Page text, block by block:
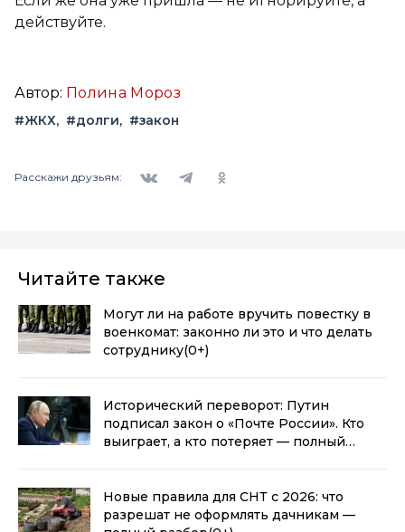
действуйте.
Автор: Полина Мороз
#ЖКХ #долги #закон
Расскажи друзьям:
Читайте также
Могут ли на работе вручить повестку в
военкомат: законно ли это и что делать
сотруднику(0+)
Исторический переворот: Путин
подписал закон о «Почте России». Кто
выиграет, а кто потеряет — полный
Новые правила для СНТ с 2026: что
разрешат не оформлять дачникам —